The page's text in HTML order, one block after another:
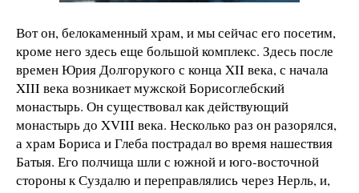
Вот он, белокаменный храм, и мы сейчас его посетим,
кроме него здесь еще большой комплекс. Здесь после
времен Юрия Долгорукого с конца XII века, с начала
XIII века возникает мужской Борисоглебский
монастырь. Он существовал как действующий
монастырь до XVIII века. Несколько раз он разорялся,
а храм Бориса и Глеба пострадал во время нашествия
Батыя. Его полчища шли с южной и юго-восточной
стороны к Суздалю и переправлялись через Нерль, и,